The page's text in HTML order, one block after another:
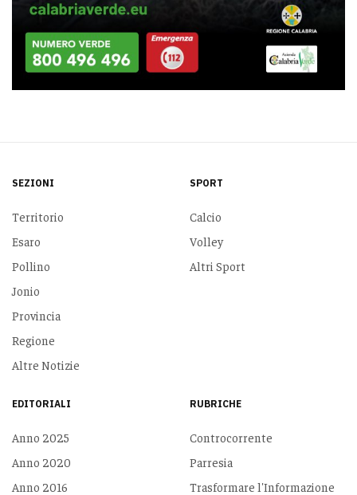
SEZIONI
Territorio
Esaro
Pollino
Jonio
Provincia
Regione
Altre Notizie
SPORT
Calcio
Volley
Altri Sport
EDITORIALI
Anno 2025
Anno 2020
Anno 2016
RUBRICHE
Controcorrente
Parresia
Trasformare l'Informazione